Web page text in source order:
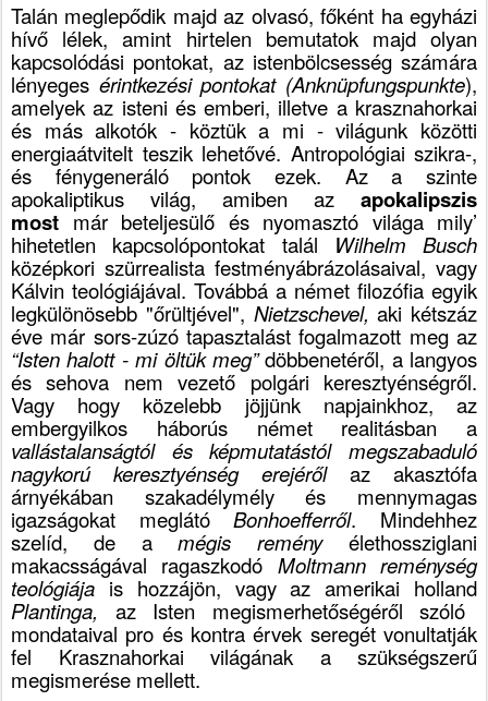
Talán meglepődik majd az olvasó, főként ha egyházi
hívő lélek, amint hirtelen bemutatok majd olyan
kapcsolódási pontokat, az istenbölcsesség számára
lényeges érintkezési pontokat (Anknüpfungspunkte),
amelyek az isteni és emberi, illetve a krasznahorkai
és más alkotók - köztük a mi - világunk közötti
energiaátvitelt teszik lehetővé. Antropológiai szikra-,
és fénygeneráló pontok ezek. Az a szinte
apokaliptikus világ, amiben az apokalipszis
most már beteljesülő és nyomasztó világa mily’
hihetetlen kapcsolópontokat talál Wilhelm Busch
középkori szürrealista festményábrázolásaival, vagy
Kálvin teológiájával. Továbbá a német filozófia egyik
legkülönösebb "őrültjével", Nietzschevel, aki kétszáz
éve már sors-zúzó tapasztalást fogalmazott meg az
“Isten halott - mi öltük meg”döbbenetéről, a langyos
és sehova nem vezető polgári keresztyénségről.
Vagy hogy közelebb jöjjünk napjainkhoz, az
embergyilkos háborús német realitásban a
vallástalanságtól és képmutatástól megszabaduló
nagykorú keresztyénség erejéről az akasztófa
árnyékában szakadélymély és mennymagas
igazságokat meglátóBonhoefferről. Mindehhez
szelíd, de amégis reményélethossziglani
makacsságával ragaszkodó Moltmann reménység
teológiájais hozzájön, vagy az amerikai holland
Plantinga, az Isten megismerhetőségéről szóló
mondataival pro és kontra érvek seregét vonultatják
fel Krasznahorkai világának a szükségszerű
megismerése mellett.